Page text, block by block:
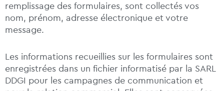
remplissage des formulaires, sont collectés vos
nom, prénom, adresse électronique et votre
message.
Les informations recueillies sur les formulaires sont
enregistrées dans un fichier informatisé par la SARL
DDGI pour les campagnes de communication et